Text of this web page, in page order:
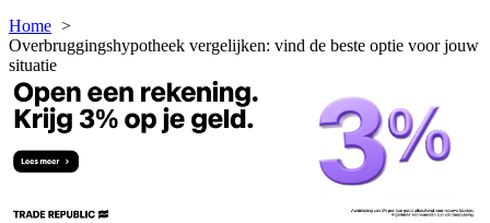
Home
Overbruggingshypotheek vergelijken: vind de beste optie voor jouw
situatie